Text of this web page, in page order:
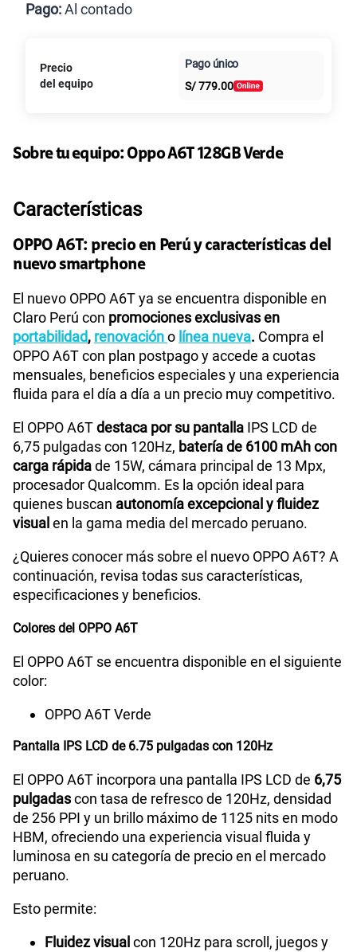
125GBen alta velocidad
S/ 79.90 S/
Paga solo
Pago:Al contado
Al contado Cuotas Claro
intereses
Precio
del equipo
Pago único
S/779.00
Sobre tu equipo:OppoA6T 128GB Verde
Características
OPPO A6T: precio en Perú y características del
nuevo smartphone
El nuevo OPPO A6T ya se encuentra disponible en
Claro Perú con promociones exclusivas en
portabilidad, renovacióno línea nueva. Compra el
OPPO A6T con plan postpago y accede a cuotas
mensuales, beneficios especiales y una experiencia
fluida para el día a día a un precio muy competitivo.
El OPPO A6Tdestaca por su pantalla IPS LCD de
6,75 pulgadas con 120Hz, batería de 6100 mAh con
carga rápidade 15W, cámara principal de 13 Mpx,
procesador Qualcomm. Es la opción ideal para
quienes buscan autonomía excepcional y fluidez
visual en la gama media del mercado peruano.
¿Quieres conocer más sobre el nuevo OPPO A6T? A
continuación, revisa todas sus características,
especificaciones y beneficios.
Colores del OPPO A6T
El OPPO A6T se encuentra disponible en el siguiente
color:
OPPO A6T Verde
Pantalla IPS LCD de 6.75 pulgadas con 120Hz
El OPPO A6T incorpora una pantalla IPS LCD de 6,75
pulgadascon tasa de refresco de 120Hz, densidad
de 256 PPI y un brillo máximo de 1125 nits en modo
HBM, ofreciendo una experiencia visual fluida y
luminosa en su categoría de precio en el mercado
peruano.
Esto permite:
Fluidez visual con 120Hz para scroll, juegos y